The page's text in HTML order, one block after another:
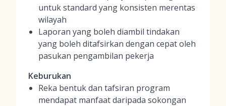
untuk standard yang konsisten merentas
wilayah
Laporan yang boleh diambil tindakan
yang boleh ditafsirkan dengan cepat oleh
pasukan pengambilan pekerja
Keburukan
Reka bentuk dan tafsiran program
mendapat manfaat daripada sokongan